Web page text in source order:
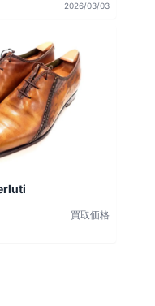
2026/03/03
買取価格